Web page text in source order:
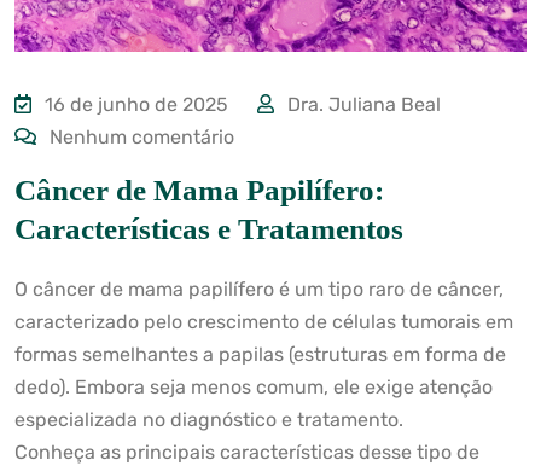
16 de junho de 2025
Dra. Juliana Beal
Nenhum comentário
Câncer de Mama Papilífero:
Características e Tratamentos
O câncer de mama papilífero é um tipo raro de câncer,
caracterizado pelo crescimento de células tumorais em
formas semelhantes a papilas (estruturas em forma de
dedo). Embora seja menos comum, ele exige atenção
especializada no diagnóstico e tratamento.
Conheça as principais características desse tipo de